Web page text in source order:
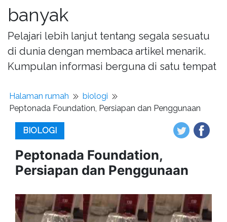
banyak
Pelajari lebih lanjut tentang segala sesuatu
di dunia dengan membaca artikel menarik.
Kumpulan informasi berguna di satu tempat
Halaman rumah
biologi
Peptonada Foundation, Persiapan dan Penggunaan
BIOLOGI
Peptonada Foundation,
Persiapan dan Penggunaan